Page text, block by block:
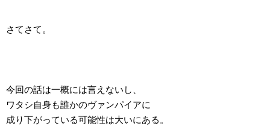
さてさて。
今回の話は一概には言えないし、
ワタシ自身も誰かのヴァンパイアに
成り下がっている可能性は大いにある。